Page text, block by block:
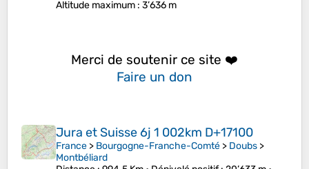
Altitude maximum : 3’636 m
Merci de soutenir ce site ❤️
Faire un don
Jura et Suisse 6j 1 002km D+17100
France > Bourgogne-Franche-Comté > Doubs >
Montbéliard